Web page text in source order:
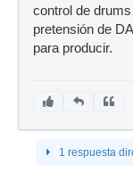
control de
pretensión de
para producir.
1 respuesta